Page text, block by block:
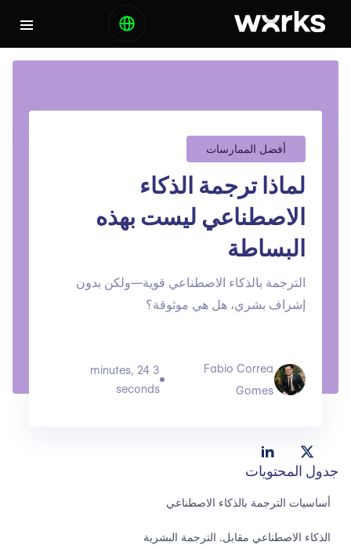
أفضل الممارسات
لماذا ترجمة الذكاء
الاصطناعي ليست بهذه
البساطة
الترجمة بالذكاء الاصطناعي قوية—ولكن بدون
إشراف بشري، هل هي موثوقة؟
Fabio Correa
Gomes
3 minutes, 24
seconds
جدول المحتويات
أساسيات الترجمة بالذكاء الاصطناعي
الذكاء الاصطناعي مقابل. الترجمة البشرية